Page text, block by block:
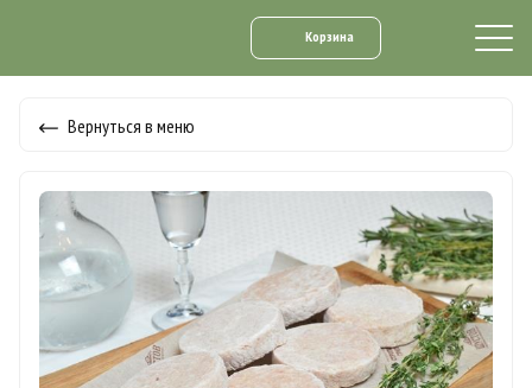
Корзина
Вернуться в меню